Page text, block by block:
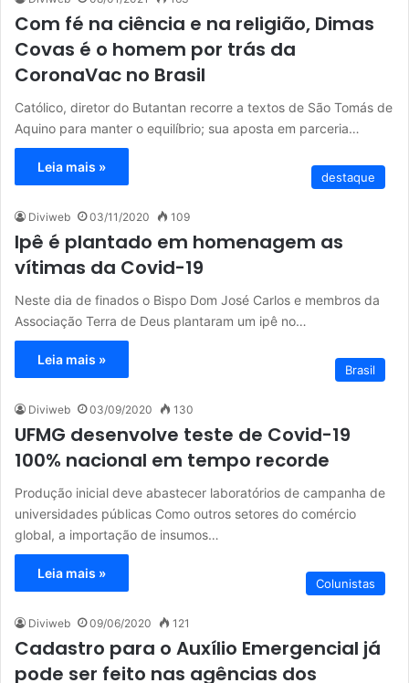
Com fé na ciência e na religião, Dimas
Covas é o homem por trás da
CoronaVac no Brasil
Católico, diretor do Butantan recorre a textos de São Tomás de
Aquino para manter o equilíbrio; sua aposta em parceria…
Leia mais »
destaque
Diviweb 03/11/2020 109
Ipê é plantado em homenagem as
vítimas da Covid-19
Neste dia de finados o Bispo Dom José Carlos e membros da
Associação Terra de Deus plantaram um ipê no…
Leia mais »
Brasil
Diviweb 03/09/2020 130
UFMG desenvolve teste de Covid-19
100% nacional em tempo recorde
Produção inicial deve abastecer laboratórios de campanha de
universidades públicas Como outros setores do comércio
global, a importação de insumos…
Leia mais »
Colunistas
Diviweb 09/06/2020 121
Cadastro para o Auxílio Emergencial já
pode ser feito nas agências dos